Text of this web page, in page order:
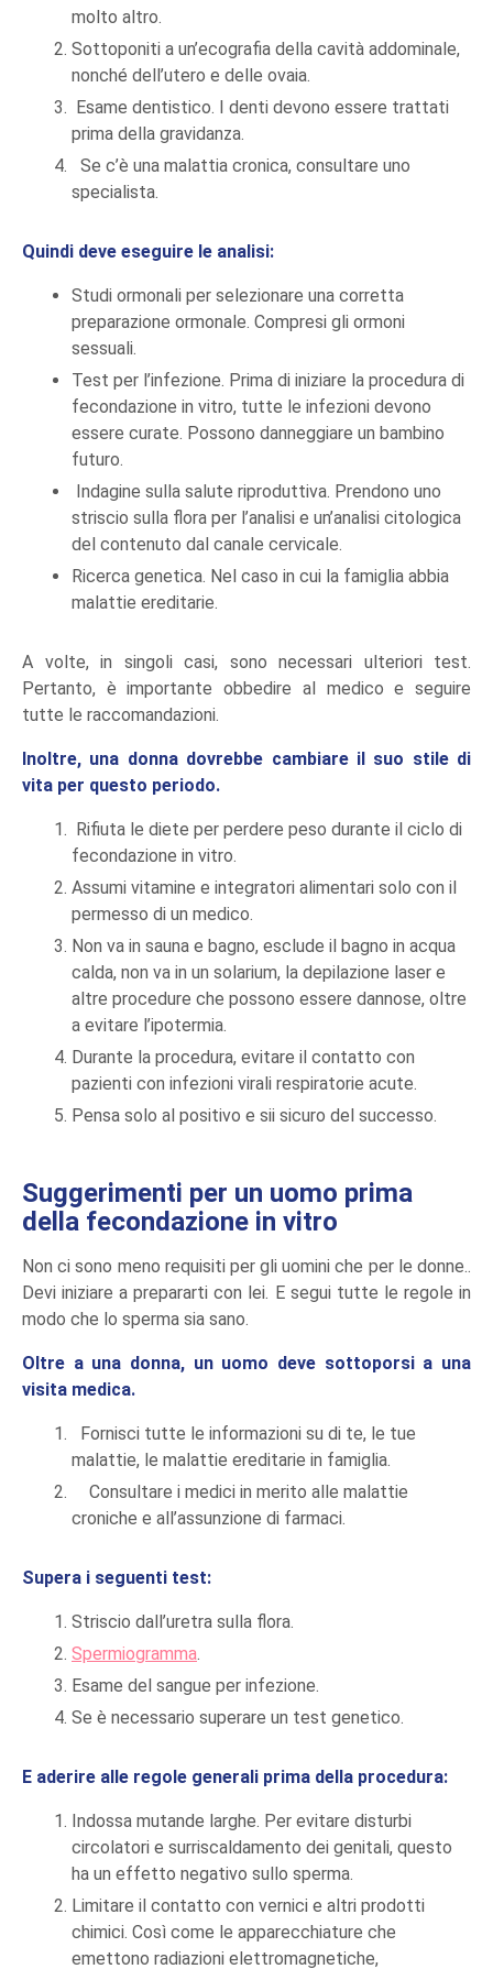
molto altro.
Sottoponiti a un’ecografia della cavità addominale,
nonché dell’utero e delle ovaia.
Esame dentistico. I denti devono essere trattati
prima della gravidanza.
Se c’è una malattia cronica, consultare uno
specialista.
Quindi deve eseguire le analisi:
Studi ormonali per selezionare una corretta
preparazione ormonale. Compresi gli ormoni
sessuali.
Test per l’infezione. Prima di iniziare la procedura di
fecondazione in vitro, tutte le infezioni devono
essere curate. Possono danneggiare un bambino
futuro.
Indagine sulla salute riproduttiva. Prendono uno
striscio sulla flora per l’analisi e un’analisi citologica
del contenuto dal canale cervicale.
Ricerca genetica. Nel caso in cui la famiglia abbia
malattie ereditarie.
A volte, in singoli casi, sono necessari ulteriori test.
Pertanto, è importante obbedire al medico e seguire
tutte le raccomandazioni.
Inoltre, una donna dovrebbe cambiare il suo stile di
vita per questo periodo.
Rifiuta le diete per perdere peso durante il ciclo di
fecondazione in vitro.
Assumi vitamine e integratori alimentari solo con il
permesso di un medico.
Non va in sauna e bagno, esclude il bagno in acqua
calda, non va in un solarium, la depilazione laser e
altre procedure che possono essere dannose, oltre
a evitare l’ipotermia.
Durante la procedura, evitare il contatto con
pazienti con infezioni virali respiratorie acute.
Pensa solo al positivo e sii sicuro del successo.
Suggerimenti per un uomo prima
della fecondazione in vitro
Non ci sono meno requisiti per gli uomini che per le donne..
Devi iniziare a prepararti con lei. E segui tutte le regole in
modo che lo sperma sia sano.
Oltre a una donna, un uomo deve sottoporsi a una
visita medica.
Fornisci tutte le informazioni su di te, le tue
malattie, le malattie ereditarie in famiglia.
Consultare i medici in merito alle malattie
croniche e all’assunzione di farmaci.
Supera i seguenti test:
Striscio dall’uretra sulla flora.
Spermiogramma.
Esame del sangue per infezione.
Se è necessario superare un test genetico.
E aderire alle regole generali prima della procedura:
Indossa mutande larghe. Per evitare disturbi
circolatori e surriscaldamento dei genitali, questo
ha un effetto negativo sullo sperma.
Limitare il contatto con vernici e altri prodotti
chimici. Così come le apparecchiature che
emettono radiazioni elettromagnetiche,